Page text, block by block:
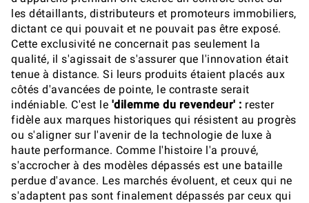
les détaillants, distributeurs et promoteurs immobiliers,
dictant ce qui pouvait et ne pouvait pas être exposé.
Cette exclusivité ne concernait pas seulement la
qualité, il s'agissait de s'assurer que l'innovation était
tenue à distance. Si leurs produits étaient placés aux
côtés d'avancées de pointe, le contraste serait
indéniable. C'est le 'dilemme du revendeur' : rester
fidèle aux marques historiques qui résistent au progrès
ou s'aligner sur l'avenir de la technologie de luxe à
haute performance. Comme l'histoire l'a prouvé,
s'accrocher à des modèles dépassés est une bataille
perdue d'avance. Les marchés évoluent, et ceux qui ne
s'adaptent pas sont finalement dépassés par ceux qui